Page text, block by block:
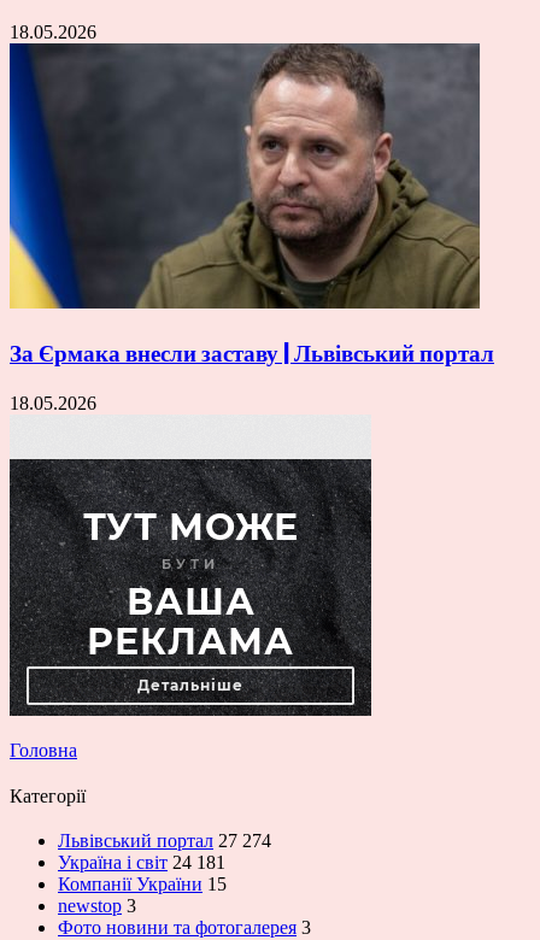
18.05.2026
За Єрмака внесли заставу | Львівський портал
18.05.2026
Головна
Категорії
Львівський портал 27 274
Україна і світ 24 181
Компанії України 15
newstop 3
Фото новини та фотогалерея 3